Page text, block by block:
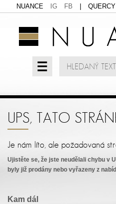
NUANCE IG FB QUERCY
UPS, TATO
Je nám líto, ale požadovaná
Ujistěte se, že jste neudělali chybu v
byly již prodány nebo vyřazeny z
Kam dál